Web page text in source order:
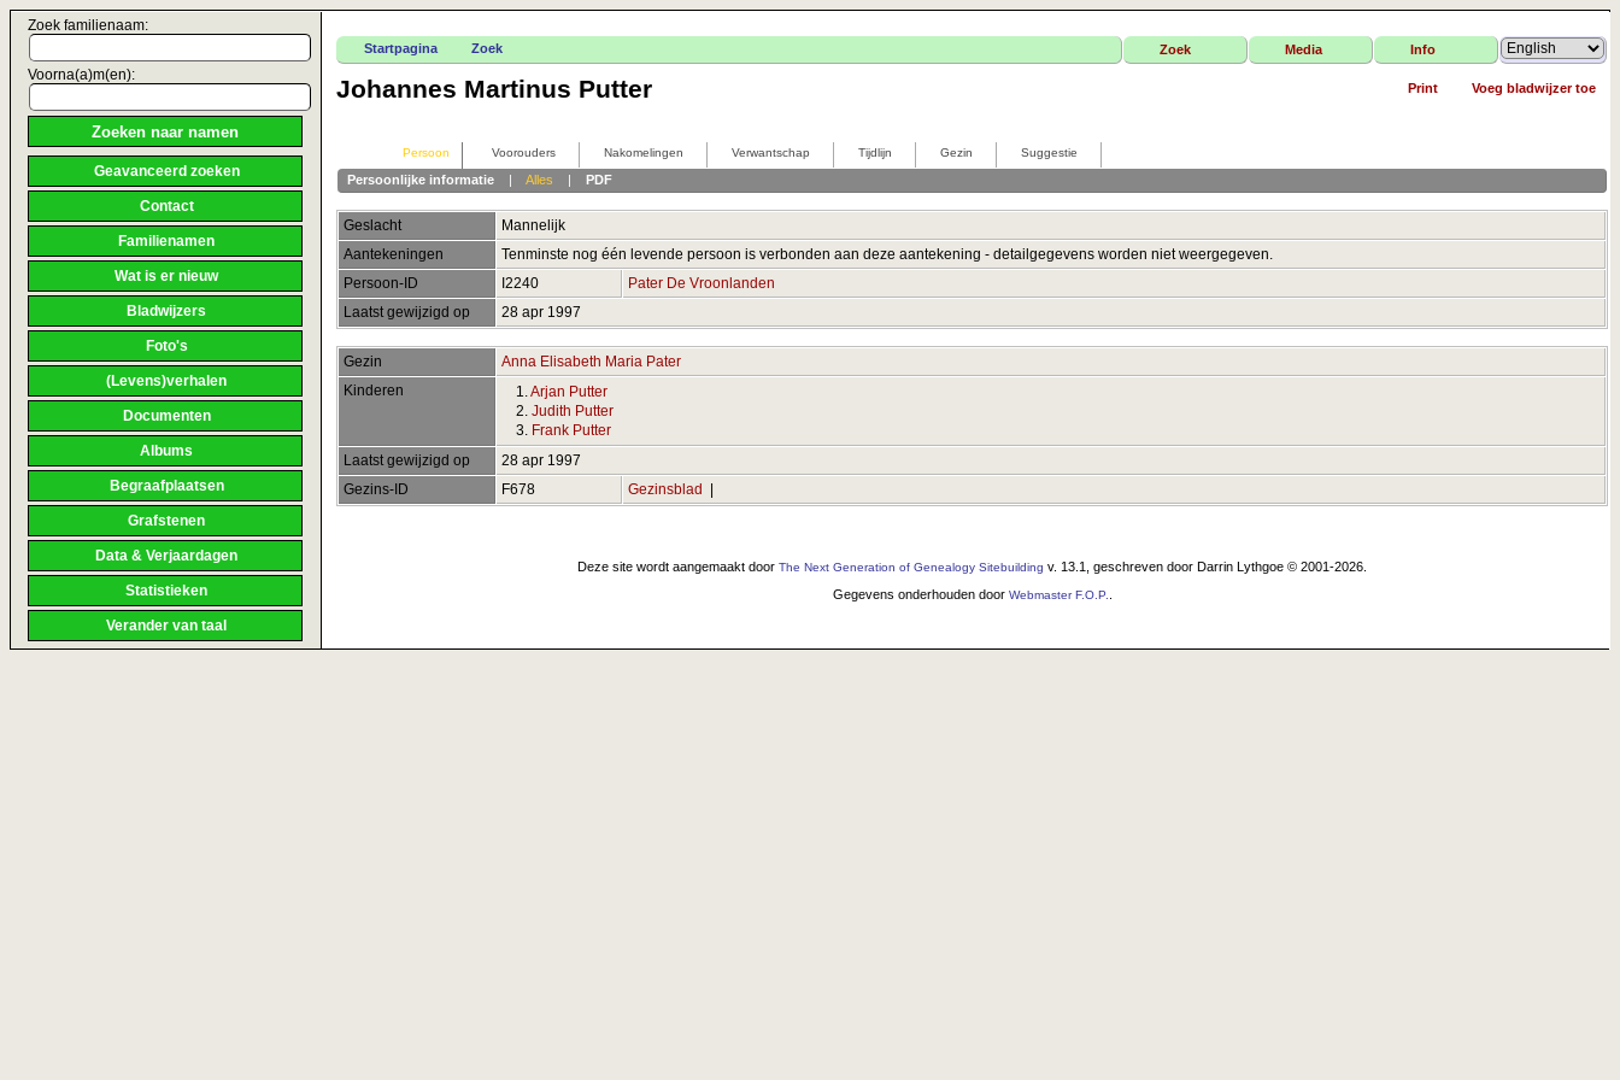
Zoek familienaam:
Voorna(a)m(en):
Geavanceerd zoeken
Contact
Familienamen
Wat is er nieuw
Bladwijzers
Foto's
(Levens)verhalen
Documenten
Albums
Begraafplaatsen
Grafstenen
Data & Verjaardagen
Statistieken
Verander van taal
Startpagina Zoek Zoek Media Info
Print Voeg bladwijzer toe
Johannes Martinus Putter
Persoon Voorouders Nakomelingen Verwantschap Tijdlijn Gezin Suggestie
Persoonlijke informatie| Alles PDF
Geslacht
Mannelijk
Aantekeningen
Tenminste nog één levende persoon is verbonden aan deze aantekening - detailgegevens worden niet weergegeven.
Persoon-ID
I2240
Pater De Vroonlanden
Laatst gewijzigd op
28 apr 1997
Gezin
Anna Elisabeth Maria Pater
Kinderen
1. Arjan Putter
2. Judith Putter
3. Frank Putter
Laatst gewijzigd op
28 apr 1997
Gezins-ID
F678 Gezinsblad |
Deze site wordt aangemaakt door The Next Generation of Genealogy Sitebuilding v. 13.1, geschreven door Darrin Lythgoe © 2001-2026.
Gegevens onderhouden door Webmaster F.O.P.